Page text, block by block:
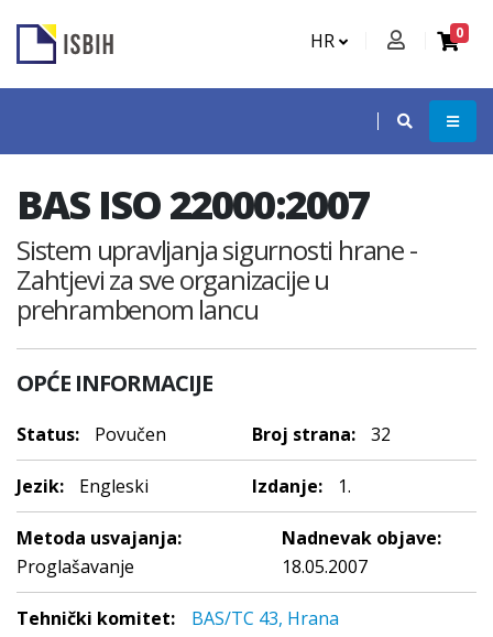
HR 0
BAS ISO 22000:2007
Sistem upravljanja sigurnosti hrane -
Zahtjevi za sve organizacije u
prehrambenom lancu
OPĆE INFORMACIJE
Status: Povučen Broj strana: 32
Jezik: Engleski Izdanje: 1.
Metoda usvajanja:
Proglašavanje
Nadnevak objave:
18.05.2007
Tehnički komitet: BAS/TC 43, Hrana